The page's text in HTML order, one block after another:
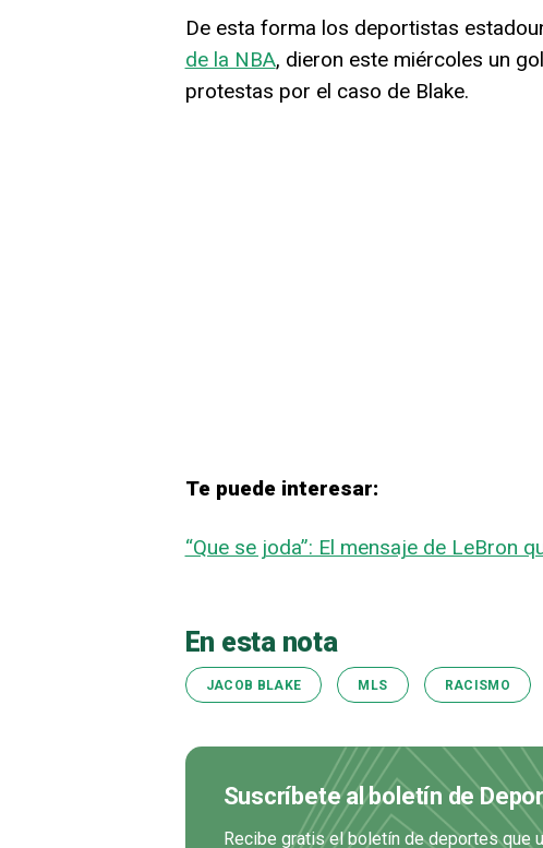
De esta forma los deportistas
de la NBA, dieron este miércoles un
protestas por el caso de Blake.
Te puede interesar:
“Que se joda”: El mensaje de LeBron
En esta nota
JACOB BLAKE MLS RACISMO
Suscríbete al boletín de
Recibe gratis el boletín de deportes que